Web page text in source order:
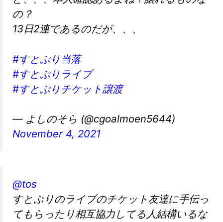
の？
13日2連であるのだが、、、
#すとぷり当落
#すとぷりライブ
#すとぷりチケット譲渡
— よしのそら (@cgoalmoen5644)
November 4, 2021
@tos
すとぷりのライブのチケット友達に手伝っ
てもらったり相互協力してる人結構いるな